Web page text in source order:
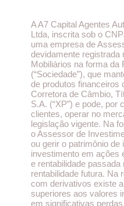
A A7 Capital Agentes
Ltda, inscrita sob o
uma empresa de
devidamente registrada
Mobiliários na forma da
(“Sociedade”), que
de produtos financeiros
Corretora de Câmbio,
S.A. (“XP”) e pode, por
clientes, operar no
legislação vigente. Na
o Assessor de
ou gerir o patrimônio de
investimento em ações
e rentabilidade passada
rentabilidade futura. Na
com derivativos existe
superiores aos valores
em significativas